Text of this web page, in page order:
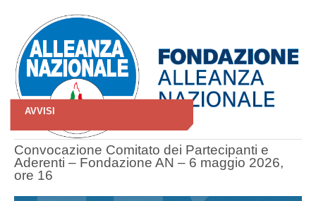
AVVISI
Convocazione Comitato dei Partecipanti e
Aderenti – Fondazione AN – 6 maggio 2026,
ore 16